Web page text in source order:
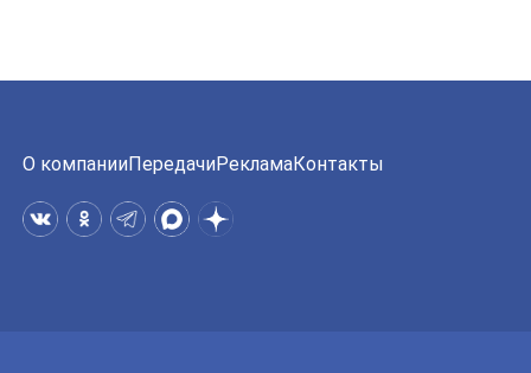
О компанииПередачиРекламаКонтакты